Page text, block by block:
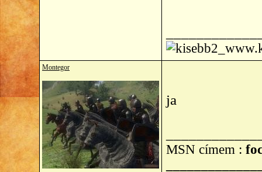
Montegor
ja
MSN címem :